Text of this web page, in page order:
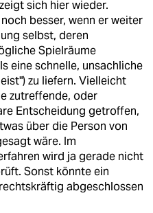
sich hier wieder.
besser, wenn er weiter
selbst, deren
Spielräume
eine schnelle, unsachliche
zu liefern. Vielleicht
zutreffende, oder
Entscheidung getroffen,
über die Person von
wäre. Im
wird ja gerade nicht
Sonst könnte ein
abgeschlossen